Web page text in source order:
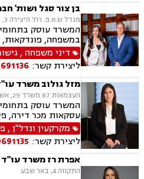
בן צור סגל ושות'
מגדל ש.א.פ. רח' היצירה 3, רמת-גן
המשרד עוסק
במשפחה, פונדקאות,
הסכמי ממון, אבהות,
הורות חד מינית,
אימוץ, חלוקת רכוש,
ילדים, זמני שהות,
מתנה, ירושות
דיני משפחה ,
ליצירת קשר:
מזל גולוב משרד
העצמאות 87 משרד 29, אשדוד
המשרד עוסק
עסקאות מכר דירה,
ישראל, בתים
מתמשך, ייצוג רכישה
הסכמי ממון
מקרקעין ונדל"ן,
ליצירת קשר:
אפרת רז משרד עו"ד
התקווה 4, באר שבע